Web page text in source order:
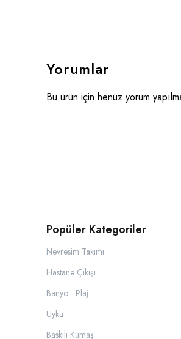
Yorumlar
Bu ürün için henüz yorum
Popüler Kategoriler
Nevresim Takımı
Hastane Çıkışı
Banyo - Plaj
Uyku
Baskılı Kumaş